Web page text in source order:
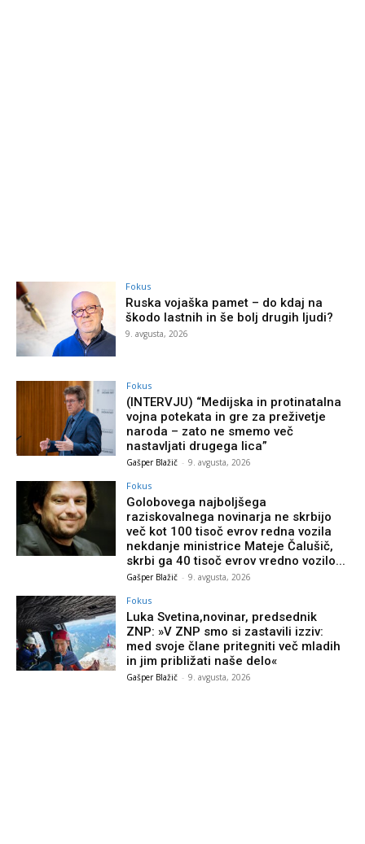
Fokus
Ruska vojaška pamet – do kdaj na
škodo lastnih in še bolj drugih ljudi?
9. avgusta, 2026
Fokus
(INTERVJU) “Medijska in protinatalna
vojna potekata in gre za preživetje
naroda – zato ne smemo več
nastavljati drugega lica”
Gašper Blažič - 9. avgusta, 2026
Fokus
Golobovega najboljšega
raziskovalnega novinarja ne skrbijo
več kot 100 tisoč evrov redna vozila
nekdanje ministrice Mateje Čalušič,
skrbi ga 40 tisoč evrov vredno vozilo...
Gašper Blažič - 9. avgusta, 2026
Fokus
Luka Svetina,novinar, predsednik
ZNP: »V ZNP smo si zastavili izziv:
med svoje člane pritegniti več mladih
in jim približati naše delo«
Gašper Blažič - 9. avgusta, 2026